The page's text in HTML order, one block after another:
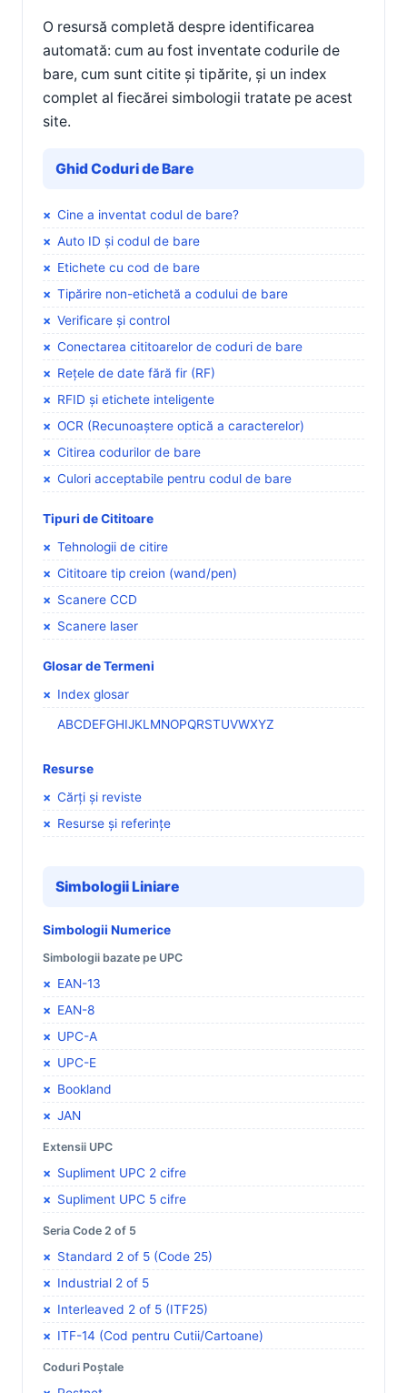
O resursă completă despre identificarea
automată: cum au fost inventate codurile de
bare, cum sunt citite și tipărite, și un index
complet al fiecărei simbologii tratate pe acest
site.
Ghid Coduri de Bare
Cine a inventat codul de bare?
Auto ID și codul de bare
Etichete cu cod de bare
Tipărire non-etichetă a codului de bare
Verificare și control
Conectarea cititoarelor de coduri de bare
Rețele de date fără fir (RF)
RFID și etichete inteligente
OCR (Recunoaștere optică a caracterelor)
Citirea codurilor de bare
Culori acceptabile pentru codul de bare
Tipuri de Cititoare
Tehnologii de citire
Cititoare tip creion (wand/pen)
Scanere CCD
Scanere laser
Glosar de Termeni
Index glosar
ABCDEFGHIJKL MNOPQRSTUVWXYZ
Resurse
Cărți și reviste
Resurse și referințe
Simbologii Liniare
Simbologii Numerice
Simbologii bazate pe UPC
EAN-13
EAN-8
UPC-A
UPC-E
Bookland
JAN
Extensii UPC
Supliment UPC 2 cifre
Supliment UPC 5 cifre
Seria Code 2 of 5
Standard 2 of 5 (Code 25)
Industrial 2 of 5
Interleaved 2 of 5 (ITF25)
ITF-14 (Cod pentru Cutii/Cartoane)
Coduri Poștale